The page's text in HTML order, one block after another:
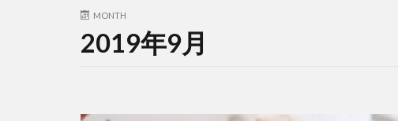
MONTH
2019年9月